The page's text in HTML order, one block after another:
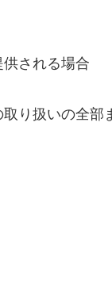
される場合
り扱いの全部